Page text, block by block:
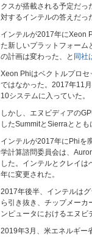
クスが搭載される予定だ
対するインテルの答えだっ
インテルが2017年にXeon
た新しいプラットフォーム
の計画は変わった、と 同社
Xeon Phiはベクトルプロ
ではなかった。2017年11
10システムに入っていた。
しかし、エヌビディアの
したSummitとSierraととも
インテルが2017年にPhiを
学計算諮問委員会は、
した。インテルとクレイ
年に変更された。
2017年後半、インテルは
ら引き抜き、チップメー
ンピュータにおけるエヌビ
2019年3月、米エネルギー